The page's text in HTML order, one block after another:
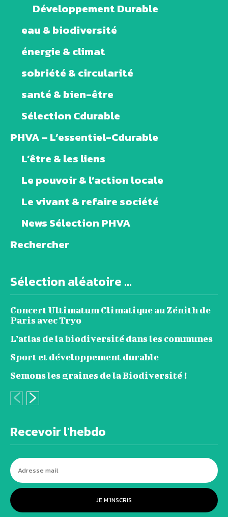
Développement Durable
eau & biodiversité
énergie & climat
sobriété & circularité
santé & bien-être
Sélection Cdurable
PHVA – L’essentiel-Cdurable
L’être & les liens
Le pouvoir & l’action locale
Le vivant & refaire société
News Sélection PHVA
Rechercher
Sélection aléatoire ...
Concert Ultimatum Climatique au Zénith de
Paris avec Tryo
L’atlas de la biodiversité dans les communes
Sport et développement durable
Semons les graines de la Biodiversité !
Recevoir l'hebdo
JE M'INSCRIS